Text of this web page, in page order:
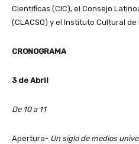
Científicas (CIC), el Consejo
(CLACSO) y el Instituto Cultural
CRONOGRAMA
3 de Abril
De 10 a 11
Apertura- Un siglo de medios